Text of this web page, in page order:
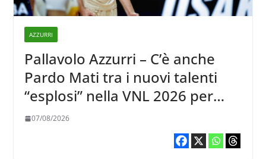
AZZURRI
Pallavolo Azzurri – C’è anche
Pardo Mati tra i nuovi talenti
“esplosi” nella VNL 2026 per
Volleyball World
07/08/2026